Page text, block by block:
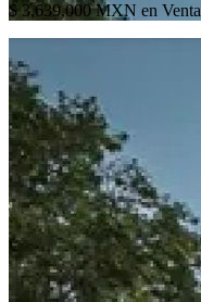
$ 3,639,000 MXN en Venta